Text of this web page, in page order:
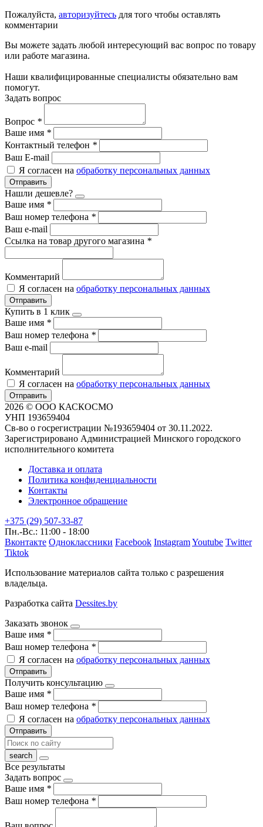
Пожалуйста, авторизуйтесь для того чтобы оставлять
комментарии
Вы можете задать любой интересующий вас вопрос по товару
или работе магазина.
Наши квалифицированные специалисты обязательно вам
помогут.
Задать вопрос
Вопрос *
Ваше имя *
Контактный телефон *
Ваш E-mail
Я согласен на обработку персональных данных
Отправить
Нашли дешевле?
Ваше имя *
Ваш номер телефона *
Ваш e-mail
Ссылка на товар другого магазина *
Комментарий
Я согласен на обработку персональных данных
Отправить
Купить в 1 клик
Ваше имя *
Ваш номер телефона *
Ваш e-mail
Комментарий
Я согласен на обработку персональных данных
Отправить
2026 © ООО КАСКОСМО
УНП 193659404
Св-во о госрегистрации №193659404 от 30.11.2022.
Зарегистрировано Администрацией Минского городского
исполнительного комитета
Доставка и оплата
Политика конфиденциальности
Контакты
Электронное обращение
+375 (29) 507-33-87
Пн.-Вс.: 11:00 - 18:00
Вконтакте Одноклассники Facebook InstagramYoutube Twitter
Tiktok
Использование материалов сайта только с разрешения
владельца.
Разработка сайта Dessites.by
Заказать звонок
Ваше имя *
Ваш номер телефона *
Я согласен на обработку персональных данных
Отправить
Получить консультацию
Ваше имя *
Ваш номер телефона *
Я согласен на обработку персональных данных
Отправить
Все результаты
Задать вопрос
Ваше имя *
Ваш номер телефона *